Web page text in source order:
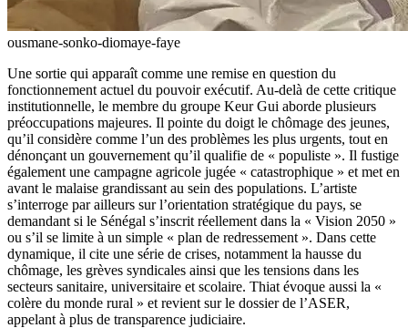
ousmane-sonko-diomaye-faye
Une sortie qui apparaît comme une remise en question du
fonctionnement actuel du pouvoir exécutif. Au-delà de cette critique
institutionnelle, le membre du groupe Keur Gui aborde plusieurs
préoccupations majeures. Il pointe du doigt le chômage des jeunes,
qu’il considère comme l’un des problèmes les plus urgents, tout en
dénonçant un gouvernement qu’il qualifie de « populiste ». Il fustige
également une campagne agricole jugée « catastrophique » et met en
avant le malaise grandissant au sein des populations. L’artiste
s’interroge par ailleurs sur l’orientation stratégique du pays, se
demandant si le Sénégal s’inscrit réellement dans la « Vision 2050 »
ou s’il se limite à un simple « plan de redressement ». Dans cette
dynamique, il cite une série de crises, notamment la hausse du
chômage, les grèves syndicales ainsi que les tensions dans les
secteurs sanitaire, universitaire et scolaire. Thiat évoque aussi la «
colère du monde rural » et revient sur le dossier de l’ASER,
appelant à plus de transparence judiciaire.